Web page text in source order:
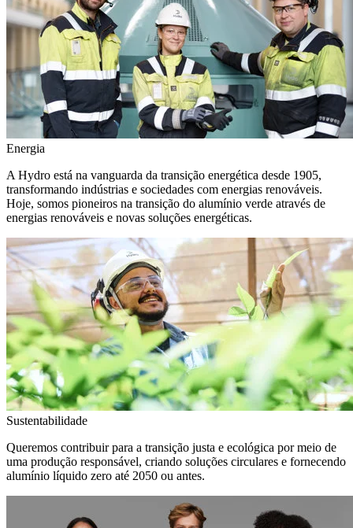
Energia
A Hydro está na vanguarda da transição energética desde 1905,
transformando indústrias e sociedades com energias renováveis.
Hoje, somos pioneiros na transição do alumínio verde através de
energias renováveis e novas soluções energéticas.
Sustentabilidade
Queremos contribuir para a transição justa e ecológica por meio de
uma produção responsável, criando soluções circulares e fornecendo
alumínio líquido zero até 2050 ou antes.